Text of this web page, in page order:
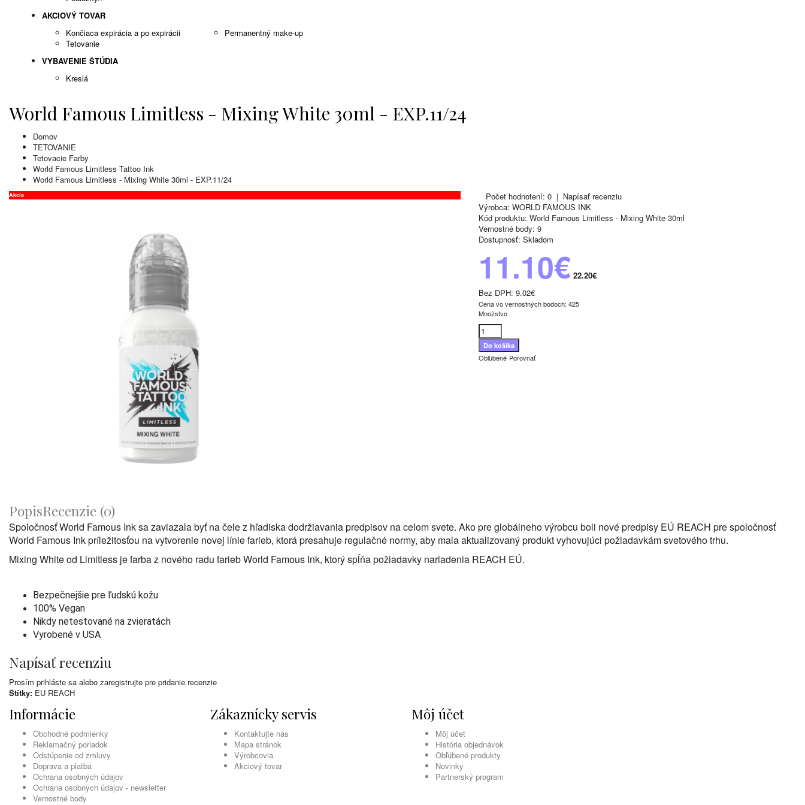
AKCIOVÝ TOVAR
Končiaca expirácia a po expirácii
Tetovanie
Permanentný make-up
VYBAVENIE ŠTÚDIA
Kreslá
World Famous Limitless - Mixing White 30ml - EXP.11/24
Domov
TETOVANIE
Tetovacie Farby
World Famous Limitless Tattoo Ink
World Famous Limitless - Mixing White 30ml - EXP.11/24
Akcia Počet hodnotení: 0 | Napísať recenziu
Výrobca: WORLD FAMOUS INK
Kód produktu: World Famous Limitless - Mixing White 30ml
Vernostné body: 9
Dostupnosť: Skladom
11.10€ 22.20€
Bez DPH: 9.02€
Cena vo vernostných bodoch: 425
Množstvo
Obľúbené Porovnať
PopisRecenzie (0)
Spoločnosť World Famous Ink sa zaviazala byť na čele z hľadiska dodržiavania predpisov na celom svete. Ako pre globálneho výrobcu boli nové predpisy EÚ REACH pre spoločnosť
World Famous Ink príležitosťou na vytvorenie novej línie farieb, ktorá presahuje regulačné normy, aby mala aktualizovaný produkt vyhovujúci požiadavkám svetového trhu.
Mixing White od Limitless je farba z nového radu farieb World Famous Ink, ktorý spĺňa požiadavky nariadenia REACH EÚ.
Bezpečnejšie pre ľudskú kožu
100% Vegan
Nikdy netestované na zvieratách
Vyrobené v USA
Napísať recenziu
Prosím prihláste sa alebo zaregistrujte pre pridanie recenzie
Štítky: EU REACH
Informácie
Obchodné podmienky
Reklamačný poriadok
Odstúpenie od zmluvy
Doprava a platba
Ochrana osobných údajov
Ochrana osobných údajov - newsletter
Vernostné body
Zákaznícky servis
Kontaktujte nás
Mapa stránok
Výrobcovia
Akciový tovar
Môj účet
Môj účet
História objednávok
Obľúbené produkty
Novinky
Partnerský program